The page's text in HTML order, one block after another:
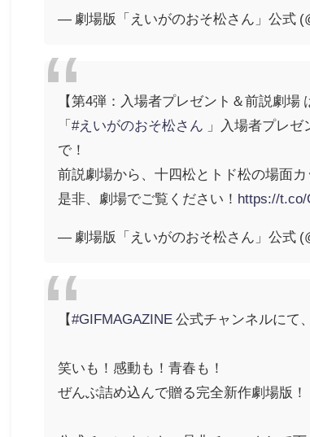
— 劇場版「えいがのおそ松さん」公式
【第4弾：入場者プレゼント＆前説劇場
「#えいがのおそ松さん 」入場者プレ
で！
前説劇場から、十四松とトド松の場面カ
是非、劇場でご覧ください！ https://t.co/
— 劇場版「えいがのおそ松さん」公式
【#GIFMAGAZINE 公式チャンネルにて
笑いも！感動も！青春も！
ぜんぶ詰め込んで贈る完全新作劇場版！